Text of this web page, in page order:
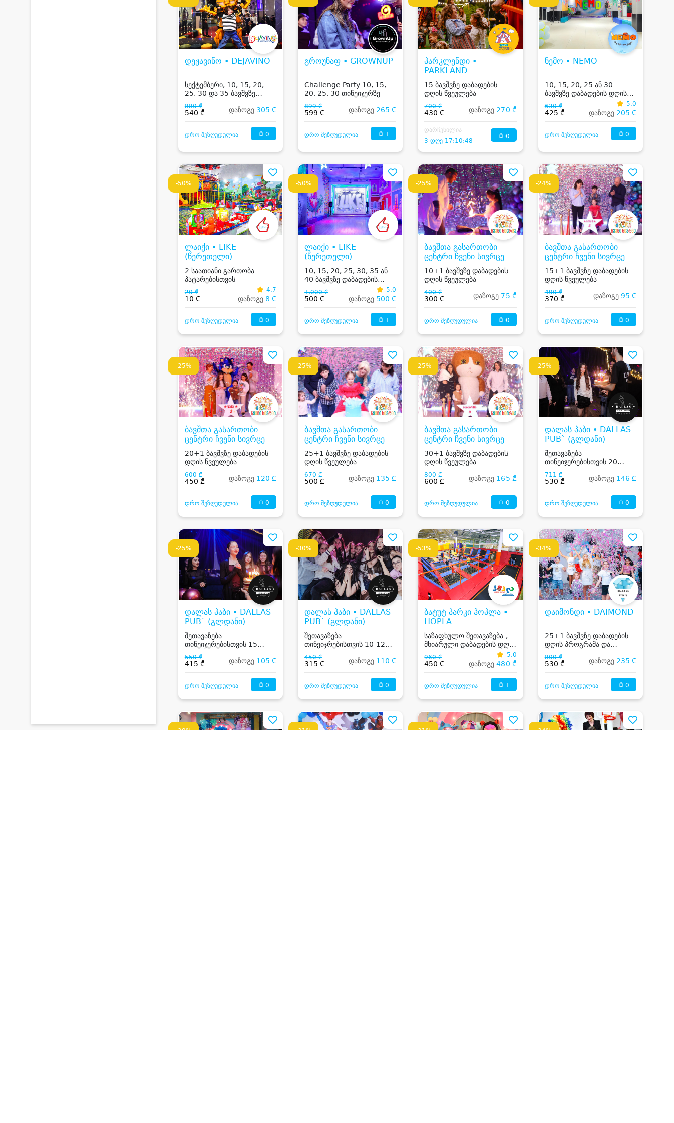
დეჟავინო • DEJAVINO
სექტემბერი, 10, 15, 20,
25, 30 და 35 ბავშვზე
დაბადების დღის წვეულება
და საჩუქრები
880 ₾
540 ₾ დაზოგე 305 ₾
დრო შეზღუდულია 0
გროუნაფ • GROWNUP
Challenge Party 10, 15,
20, 25, 30 თინეიჯერზე
899 ₾
599 ₾ დაზოგე 265 ₾
დრო შეზღუდულია 1
პარკლენდი •
PARKLAND
15 ბავშვზე დაბადების
დღის წვეულება
700 ₾
430 ₾ დაზოგე 270 ₾
დარჩენილია
3 დღე 17:10:48
0
ნემო • NEMO
10, 15, 20, 25 ან 30
ბავშვზე დაბადების დღის
წვეულება
630 ₾
425 ₾
5.0
დაზოგე 205 ₾
დრო შეზღუდულია 0
-50%
ლაიქი • LIKE
(წერეთელი)
2 საათიანი გართობა
პატარებისთვის
20 ₾
10 ₾
4.7
დაზოგე 8 ₾
დრო შეზღუდულია 0
-50%
ლაიქი • LIKE
(წერეთელი)
10, 15, 20, 25, 30, 35 ან
40 ბავშვზე დაბადების
დღის წვეულება და
საჩუქრები
1,000 ₾
500 ₾
5.0
დაზოგე 500 ₾
დრო შეზღუდულია 1
-25%
ბავშთა გასართობი
ცენტრი ჩვენი სივრცე
10+1 ბავშვზე დაბადების
დღის წვეულება
400 ₾
300 ₾ დაზოგე 75 ₾
დრო შეზღუდულია 0
-24%
ბავშთა გასართობი
ცენტრი ჩვენი სივრცე
15+1 ბავშვზე დაბადების
დღის წვეულება
490 ₾
370 ₾ დაზოგე 95 ₾
დრო შეზღუდულია 0
-25%
ბავშთა გასართობი
ცენტრი ჩვენი სივრცე
20+1 ბავშვზე დაბადების
დღის წვეულება
600 ₾
450 ₾ დაზოგე 120 ₾
დრო შეზღუდულია 0
-25%
ბავშთა გასართობი
ცენტრი ჩვენი სივრცე
25+1 ბავშვზე დაბადების
დღის წვეულება
670 ₾
500 ₾ დაზოგე 135 ₾
დრო შეზღუდულია 0
-25%
ბავშთა გასართობი
ცენტრი ჩვენი სივრცე
30+1 ბავშვზე დაბადების
დღის წვეულება
800 ₾
600 ₾ დაზოგე 165 ₾
დრო შეზღუდულია 0
-25%
დალას პაბი • DALLAS
PUB` (გლდანი)
შეთავაზება
თინეიჯერებისთვის 20
სტუმარზე, კერძებით და
კოქტეილით
711 ₾
530 ₾ დაზოგე 146 ₾
დრო შეზღუდულია 0
-25%
დალას პაბი • DALLAS
PUB` (გლდანი)
შეთავაზება
თინეიჯერებისთვის 15
სტუმარზე, კერძებით და
კოქტეილით
550 ₾
415 ₾ დაზოგე 105 ₾
დრო შეზღუდულია 0
-30%
დალას პაბი • DALLAS
PUB` (გლდანი)
შეთავაზება
თინეიჯრებისთვის 10-12
სტუმარზე, კერძებით და
კოქტეილით
450 ₾
315 ₾ დაზოგე 110 ₾
დრო შეზღუდულია 0
-53%
ბატუტ პარკი ჰოპლა •
HOPLA
საზაფხულო შეთავაზება ,
მხიარული დაბადების დღე
ბატუტ პარკში „ჰოპლა“ 10,
15, 20, 25, 30 და მეტ
960 ₾
450 ₾
5.0
დაზოგე 480 ₾
დრო შეზღუდულია 1
-34%
დაიმონდი • DAIMOND
25+1 ბავშვზე დაბადების
დღის პროგრამა და
საჩუქრები
800 ₾
530 ₾ დაზოგე 235 ₾
დრო შეზღუდულია 0
-28% -31% -31% -34%